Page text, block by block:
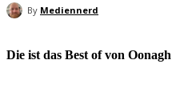
By Mediennerd
Die ist das Best of von